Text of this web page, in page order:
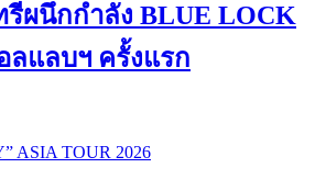
รีผนึกกำลัง BLUE LOCK
ลแลบฯ ครั้งแรก